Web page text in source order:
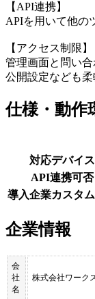
【API連携】
APIを用いて他の
【アクセス制限】
管理画面と問い
公開設定なども柔
仕様・動作
対応デバイス
API連携可否
導入企業カスタ
企業情報
会
社
名
株式会社ワーク